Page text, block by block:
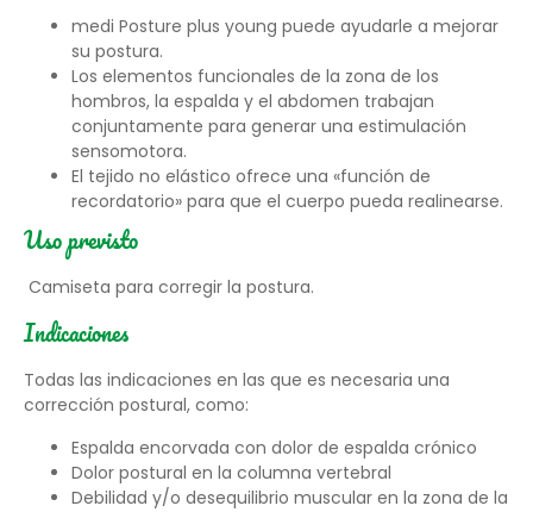
medi Posture plus young puede ayudarle a mejorar
su postura.
Los elementos funcionales de la zona de los
hombros, la espalda y el abdomen trabajan
conjuntamente para generar una estimulación
sensomotora.
El tejido no elástico ofrece una «función de
recordatorio» para que el cuerpo pueda realinearse.
Uso previsto
Camiseta para corregir la postura.
Indicaciones
Todas las indicaciones en las que es necesaria una
corrección postural, como:
Espalda encorvada con dolor de espalda crónico
Dolor postural en la columna vertebral
Debilidad y/o desequilibrio muscular en la zona de la